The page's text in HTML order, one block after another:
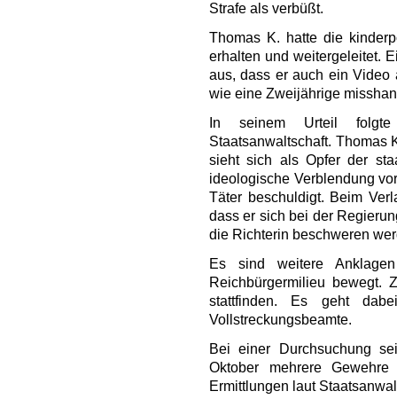
Strafe als verbüßt.
Thomas K. hatte die
erhalten und weitergeleitet.
aus, dass er auch ein Video
wie eine Zweijährige
In seinem Urteil
Staatsanwaltschaft. Thomas
sieht sich als Opfer der
ideologische Verblendung
Täter beschuldigt. Beim
dass er sich bei der
die Richterin beschweren
Es sind weitere
Reichbürgermilieu bewegt.
stattfinden. Es geht
Vollstreckungsbeamte.
Bei einer Durchsuchung
Oktober mehrere
Ermittlungen laut